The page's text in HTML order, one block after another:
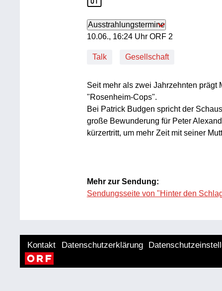
Ausstrahlungstermine
10. Juni, 16:24 Uhr in ORF 2
10.06., 16:24 Uhr ORF 2
Talk Gesellschaft
Seit mehr als zwei Jahrzehnten prägt
"Rosenheim-Cops".
Bei Patrick Budgen spricht der
große Bewunderung für Peter
kürzertritt, um mehr Zeit mit seiner
Mehr zur Sendung:
Sendungsseite von "Hinter den
Kontakt Datenschutzerklärung